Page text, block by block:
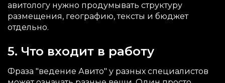
авитологу нужно продумывать структуру
размещения, географию, тексты и бюджет
отдельно.
5. Что входит в работу
Фраза "ведение Авито" у разных специалистов